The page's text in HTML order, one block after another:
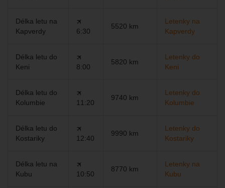
Délka letu na
Kapverdy
🛪
6:30
5520 km
Letenky na
Kapverdy
Délka letu do
Keni
🛪
8:00
5820 km
Letenky do
Keni
Délka letu do
Kolumbie
🛪
11:20
9740 km
Letenky do
Kolumbie
Délka letu do
Kostariky
🛪
12:40
9990 km
Letenky do
Kostariky
Délka letu na
Kubu
🛪
10:50
8770 km
Letenky na
Kubu